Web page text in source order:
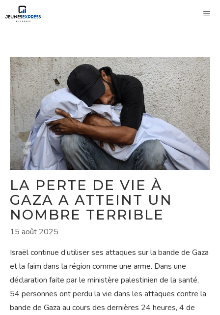
au
LA PERTE DE VIE À
GAZA A ATTEINT UN
NOMBRE TERRIBLE
15 août 2025
Israël continue d’utiliser ses attaques sur la bande de Gaza
et la faim dans la région comme une arme. Dans une
déclaration faite par le ministère palestinien de la santé,
54 personnes ont perdu la vie dans les attaques contre la
bande de Gaza au cours des dernières 24 heures, 4 de